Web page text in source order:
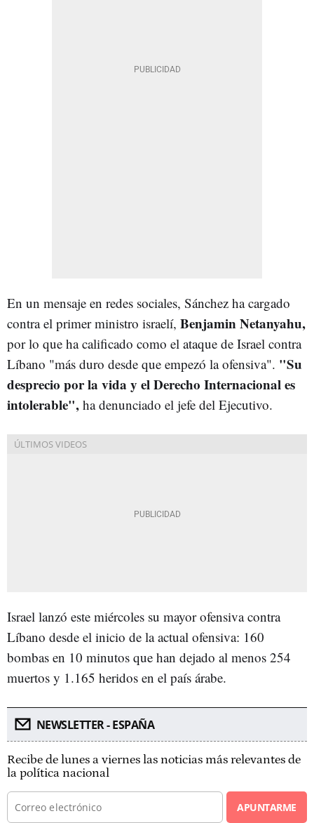
En un mensaje en redes sociales, Sánchez ha cargado
contra el primer ministro israelí, Benjamin Netanyahu,
por lo que ha calificado como el ataque de Israel contra
Líbano "más duro desde que empezó la ofensiva". "Su
desprecio por la vida y el Derecho Internacional es
intolerable", ha denunciado el jefe del Ejecutivo.
Israel lanzó este miércoles su mayor ofensiva contra
Líbano desde el inicio de la actual ofensiva: 160
bombas en 10 minutos que han dejado al menos 254
muertos y 1.165 heridos en el país árabe.
NEWSLETTER - ESPAÑA
Recibe de lunes a viernes las noticias más relevantes de
la política nacional
APUNTARME